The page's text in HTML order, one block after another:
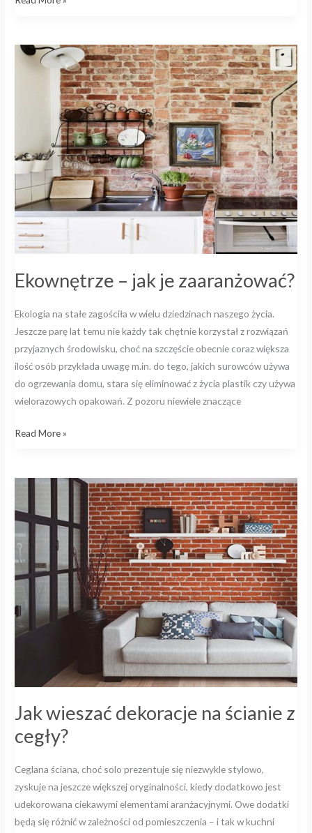
Ekownętrze – jak je zaaranżować?
Ekologia na stałe zagościła w wielu dziedzinach naszego życia.
Jeszcze parę lat temu nie każdy tak chętnie korzystał z rozwiązań
przyjaznych środowisku, choć na szczęście obecnie coraz większa
ilość osób przykłada uwagę m.in. do tego, jakich surowców używa
do ogrzewania domu, stara się eliminować z życia plastik czy używa
wielorazowych opakowań. Z pozoru niewiele znaczące
Ekownętrze
zaaranżować?
Read More »
Jak wieszać dekoracje na ścianie z
cegły?
Ceglana ściana, choć solo prezentuje się niezwykle stylowo,
zyskuje na jeszcze większej oryginalności, kiedy dodatkowo jest
udekorowana ciekawymi elementami aranżacyjnymi. Owe dodatki
będą się różnić w zależności od pomieszczenia – i tak w kuchni
dekoracje
na
ścianie
z